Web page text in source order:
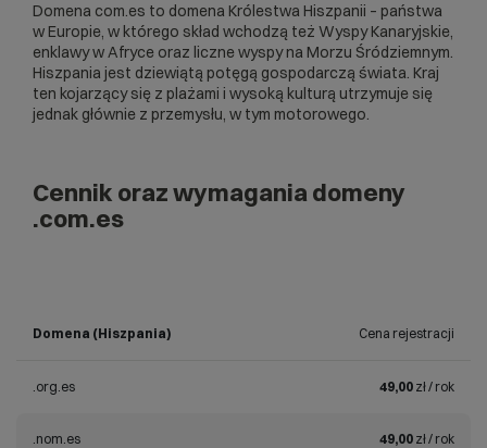
Domena com.es to domena Królestwa Hiszpanii – państwa
w Europie, w którego skład wchodzą też Wyspy Kanaryjskie,
enklawy w Afryce oraz liczne wyspy na Morzu Śródziemnym.
Hiszpania jest dziewiątą potęgą gospodarczą świata. Kraj
ten kojarzący się z plażami i wysoką kulturą utrzymuje się
jednak głównie z przemysłu, w tym motorowego.
Cennik oraz wymagania domeny
.com.es
Domena (Hiszpania) Cena rejestracji
.org.es 49,00 zł / rok
.nom.es 49,00 zł / rok